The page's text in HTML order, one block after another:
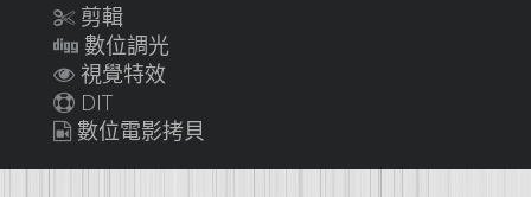
剪輯
數位調光
視覺特效
DIT
數位電影拷貝